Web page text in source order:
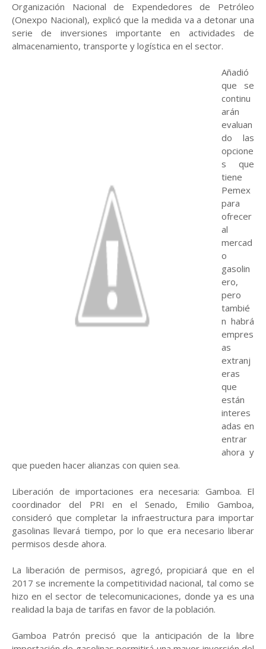
Organización Nacional de Expendedores de Petróleo
(Onexpo Nacional), explicó que la medida va a detonar una
serie de inversiones importante en actividades de
almacenamiento, transporte y logística en el sector.
Añadió
que se
continu
arán
evaluan
do las
opcione
s que
tiene
Pemex
para
ofrecer
al
mercad
o
gasolin
ero,
pero
tambié
n habrá
empres
as
extranj
eras
que
están
interes
adas en
entrar
ahora y
que pueden hacer alianzas con quien sea.
Liberación de importaciones era necesaria: Gamboa. El
coordinador del PRI en el Senado, Emilio Gamboa,
consideró que completar la infraestructura para importar
gasolinas llevará tiempo, por lo que era necesario liberar
permisos desde ahora.
La liberación de permisos, agregó, propiciará que en el
2017 se incremente la competitividad nacional, tal como se
hizo en el sector de telecomunicaciones, donde ya es una
realidad la baja de tarifas en favor de la población.
Gamboa Patrón precisó que la anticipación de la libre